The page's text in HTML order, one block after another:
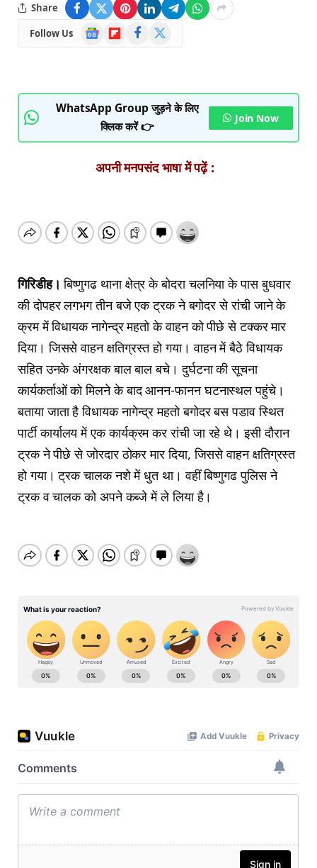
Share
Follow Us
Google
News
FlipboardFacebook
WhatsApp Group जुड़ने के लिए
क्लिक करें 👉
Join Now
अपनी मनपसंद भाषा में पढ़ें :
गिरिडीह।बिष्णुगढ थाना क्षेत्र के बोदरा चलनिया के पास बुधवार
की दोपहर लगभग तीन बजे एक ट्रक ने बगोदर से रांची जाने के
क्रम में विधायक नागेन्द्र महतो के वाहन को पीछे से टक्कर मार
दिया। जिससे वाहन क्षतिग्रस्त हो गया। वाहन में बैठे विधायक
सहित उनके अंगरक्षक बाल बाल बचे। दुर्घटना की सूचना
कार्यकर्ताओं को मिलने के बाद आनन-फानन घटनास्थल पहुंचे।
बताया जाता है विधायक नागेन्द्र महतो बगोदर बस पडाव स्थित
पार्टी कार्यालय में एक कार्यक्रम कर रांची जा रहे थे। इसी दौरान
ट्रक ने पीछे से जोरदार ठोकर मार दिया, जिससे वाहन क्षतिग्रस्त
हो गया। ट्रक चालक नशे में धुत था। वहीं बिष्णुगढ पुलिस ने
ट्रक व चालक को अपने कब्जे में ले लिया है।